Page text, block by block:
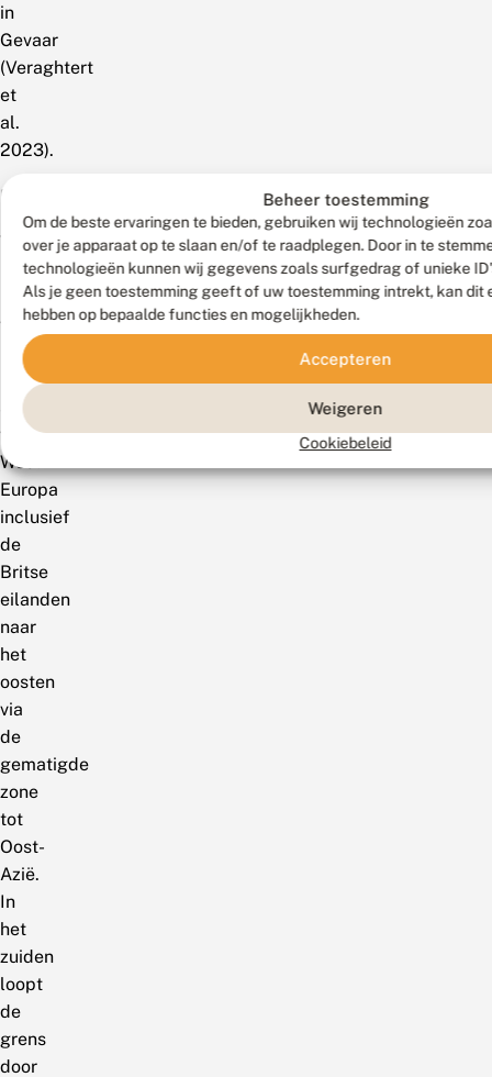
Beheer toestemming
Om de beste ervaringen te bieden, gebruiken wij technologieën
over je apparaat op te slaan en/of te raadplegen. Door in te
technologieën kunnen wij gegevens zoals surfgedrag of unieke
Als je geen toestemming geeft of uw toestemming intrekt, kan dit
hebben op bepaalde functies en mogelijkheden.
Accepteren
Weigeren
Cookiebeleid
in
Gevaar
(Veraghtert
et
al.
2023).
Mondiaal
Van
het
noorden
van
het
Iberisch
schiereiland
via
West-
Europa
inclusief
de
Britse
eilanden
naar
het
oosten
via
de
gematigde
zone
tot
Oost-
Azië.
In
het
zuiden
loopt
de
grens
door